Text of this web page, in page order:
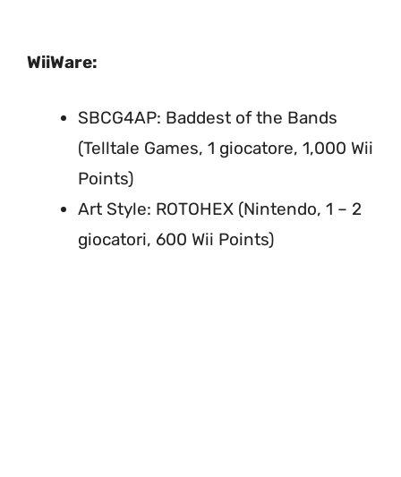
WiiWare:
SBCG4AP: Baddest of the Bands
(Telltale Games, 1 giocatore, 1,000 Wii
Points)
Art Style: ROTOHEX (Nintendo, 1 – 2
giocatori, 600 Wii Points)